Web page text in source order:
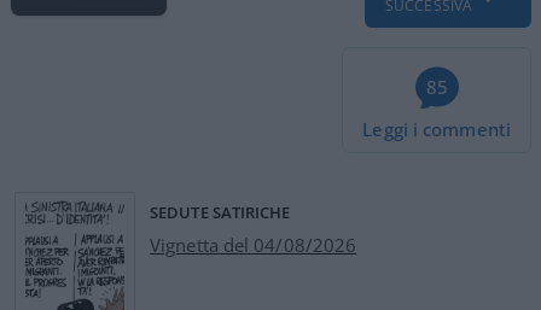
SUCCESSIVA
85
Leggi i commenti
SEDUTE SATIRICHE
Vignetta del 04/08/2026